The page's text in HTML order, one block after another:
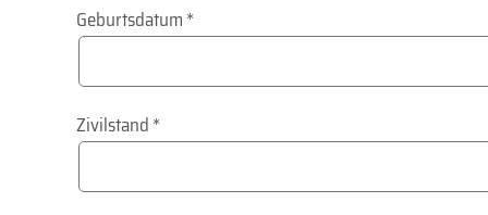
Geburtsdatum*
Zivilstand*